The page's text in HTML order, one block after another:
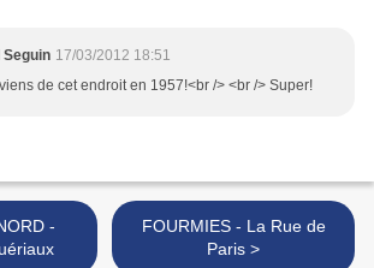
Seguin 17/03/2012 18:51
de cet endroit en 1957!<br /> <br /> Super!
FOURMIES - La Rue de
Paris >